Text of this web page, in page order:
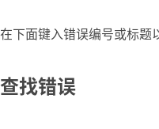
在下面键入错误编号或标题
查找错误